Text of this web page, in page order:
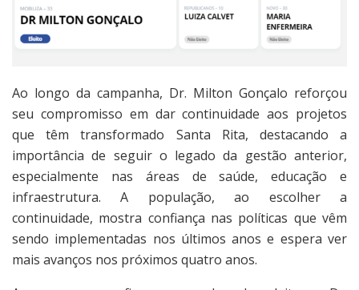
Ao longo da campanha, Dr. Milton Gonçalo reforçou
seu compromisso em dar continuidade aos projetos
que têm transformado Santa Rita, destacando a
importância de seguir o legado da gestão anterior,
especialmente nas áreas de saúde, educação e
infraestrutura. A população, ao escolher a
continuidade, mostra confiança nas políticas que vêm
sendo implementadas nos últimos anos e espera ver
mais avanços nos próximos quatro anos.